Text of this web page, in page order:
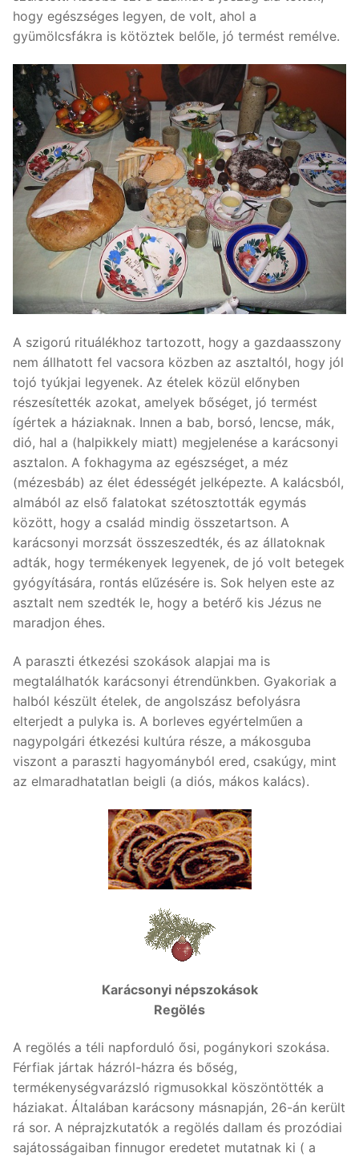
hogy egészséges legyen, de volt, ahol a
gyümölcsfákra is kötöztek belőle, jó termést remélve.
A szigorú rituálékhoz tartozott, hogy a gazdaasszony
nem állhatott fel vacsora közben az asztaltól, hogy jól
tojó tyúkjai legyenek. Az ételek közül előnyben
részesítették azokat, amelyek bőséget, jó termést
ígértek a háziaknak. Innen a bab, borsó, lencse, mák,
dió, hal a (halpikkely miatt) megjelenése a karácsonyi
asztalon. A fokhagyma az egészséget, a méz
(mézesbáb) az élet édességét jelképezte. A kalácsból,
almából az első falatokat szétosztották egymás
között, hogy a család mindig összetartson. A
karácsonyi morzsát összeszedték, és az állatoknak
adták, hogy termékenyek legyenek, de jó volt betegek
gyógyítására, rontás elűzésére is. Sok helyen este az
asztalt nem szedték le, hogy a betérő kis Jézus ne
maradjon éhes.
A paraszti étkezési szokások alapjai ma is
megtalálhatók karácsonyi étrendünkben. Gyakoriak a
halból készült ételek, de angolszász befolyásra
elterjedt a pulyka is. A borleves egyértelműen a
nagypolgári étkezési kultúra része, a mákosguba
viszont a paraszti hagyományból ered, csakúgy, mint
az elmaradhatatlan beigli (a diós, mákos kalács).
Karácsonyi népszokások
Regölés
A regölés a téli napforduló ősi, pogánykori szokása.
Férfiak jártak házról-házra és bőség,
termékenységvarázsló rigmusokkal köszöntötték a
háziakat. Általában karácsony másnapján, 26-án került
rá sor. A néprajzkutatók a regölés dallam és prozódiai
sajátosságaiban finnugor eredetet mutatnak ki ( a